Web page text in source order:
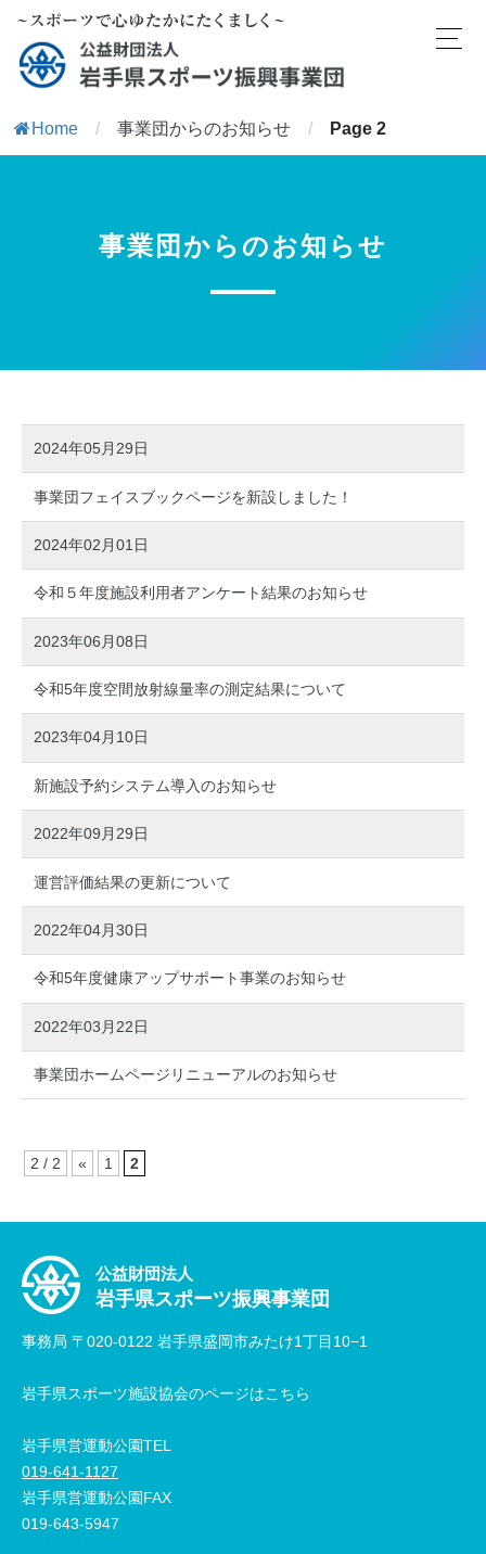
Home / 事業団からのお知らせ / Page 2
事業団からのお知らせ
2024年05月29日
事業団フェイスブックページを新設しました！
2024年02月01日
令和５年度施設利用者アンケート結果のお知らせ
2023年06月08日
令和5年度空間放射線量率の測定結果について
2023年04月10日
新施設予約システム導入のお知らせ
2022年09月29日
運営評価結果の更新について
2022年04月30日
令和5年度健康アップサポート事業のお知らせ
2022年03月22日
事業団ホームページリニューアルのお知らせ
2 / 2 « 1 2
公益財団法人
岩手県スポーツ振興事業団
事務局 〒020-0122 岩手県盛岡市みたけ1丁目10−1
岩手県スポーツ施設協会のページはこちら
岩手県営運動公園TEL
019-641-1127
岩手県営運動公園FAX
019-643-5947